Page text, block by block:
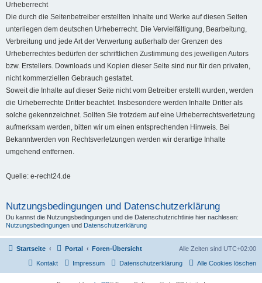
Urheberrecht
Die durch die Seitenbetreiber erstellten Inhalte und Werke auf diesen Seiten
unterliegen dem deutschen Urheberrecht. Die Vervielfältigung, Bearbeitung,
Verbreitung und jede Art der Verwertung außerhalb der Grenzen des
Urheberrechtes bedürfen der schriftlichen Zustimmung des jeweiligen Autors
bzw. Erstellers. Downloads und Kopien dieser Seite sind nur für den privaten,
nicht kommerziellen Gebrauch gestattet.
Soweit die Inhalte auf dieser Seite nicht vom Betreiber erstellt wurden, werden
die Urheberrechte Dritter beachtet. Insbesondere werden Inhalte Dritter als
solche gekennzeichnet. Sollten Sie trotzdem auf eine Urheberrechtsverletzung
aufmerksam werden, bitten wir um einen entsprechenden Hinweis. Bei
Bekanntwerden von Rechtsverletzungen werden wir derartige Inhalte
umgehend entfernen.
Quelle: e-recht24.de
Nutzungsbedingungen und Datenschutzerklärung
Du kannst die Nutzungsbedingungen und die Datenschutzrichtlinie hier nachlesen:
Nutzungsbedingungen und Datenschutzerklärung
Startseite Portal Foren-Übersicht Alle Zeiten sind UTC+02:00
Alle Cookies löschen
Datenschutzerklärung
Impressum
Kontakt